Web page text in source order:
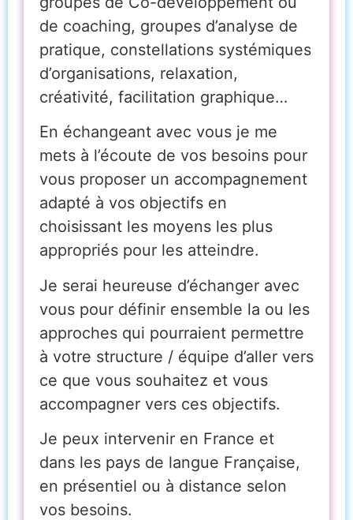
de coaching, groupes d’analyse de
pratique, constellations systémiques
d’organisations, relaxation,
créativité, facilitation graphique…
En échangeant avec vous je me
mets à l’écoute de vos besoins pour
vous proposer un accompagnement
adapté à vos objectifs en
choisissant les moyens les plus
appropriés pour les atteindre.
Je serai heureuse d’échanger avec
vous pour définir ensemble la ou les
approches qui pourraient permettre
à votre structure / équipe d’aller vers
ce que vous souhaitez et vous
accompagner vers ces objectifs.
Je peux intervenir en France et
dans les pays de langue Française,
en présentiel ou à distance selon
vos besoins.